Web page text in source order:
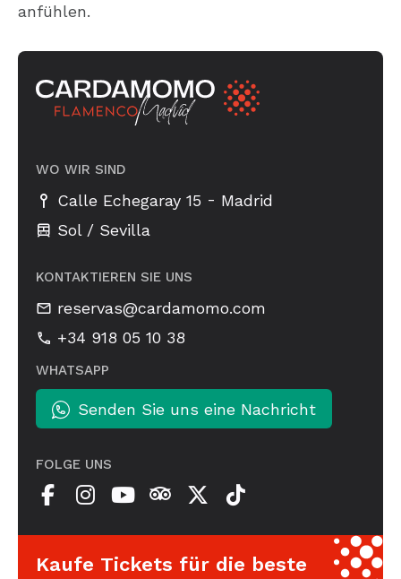
anfühlen.
WO WIR SIND
Calle Echegaray 15 - Madrid
Sol / Sevilla
KONTAKTIEREN SIE UNS
reservas@cardamomo.com
+34 918 05 10 38
WHATSAPP
Senden Sie uns eine Nachricht
FOLGE UNS
Kaufe Tickets für die beste